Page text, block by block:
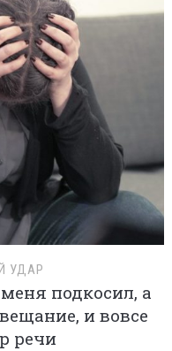
УДАР
подкосил, а
и вовсе
речи